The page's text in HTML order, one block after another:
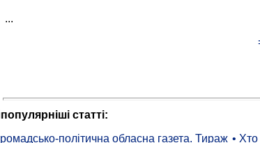
...
статті:
політична обласна газета. Тираж •